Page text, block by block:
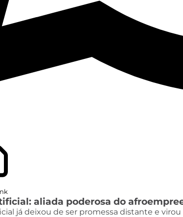
aliada poderosa do
já deixou de ser promessa distante e